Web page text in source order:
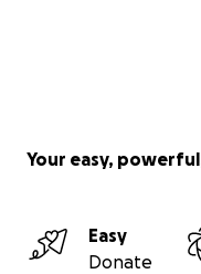
Your easy,
Easy
Donate